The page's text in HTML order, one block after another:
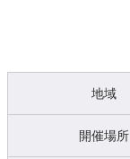
地域
開催場所